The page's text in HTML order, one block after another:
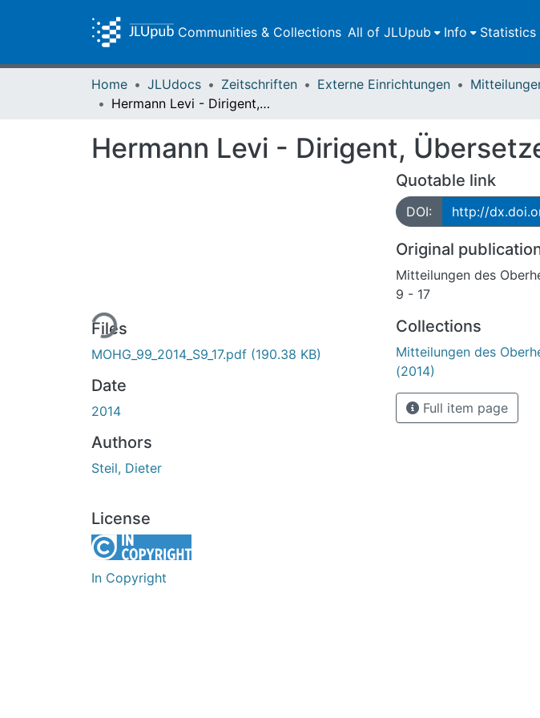
Communities & Collections All of JLUpub Info Statistics
Home JLUdocs Zeitschriften Externe Einrichtungen
Hermann Levi - Dirigent, Übersetzer und Musiker aus Gießen
Hermann Levi - Dirigent,
Loading...
Files
MOHG_99_2014_S9_17.pdf (190.38 KB)
Date
2014
Authors
Steil, Dieter
License
In Copyright
Quotable link
DOI: http://
Original
Mitteilungen des
9 - 17
Collections
Mitteilungen des
(2014)
Full item page